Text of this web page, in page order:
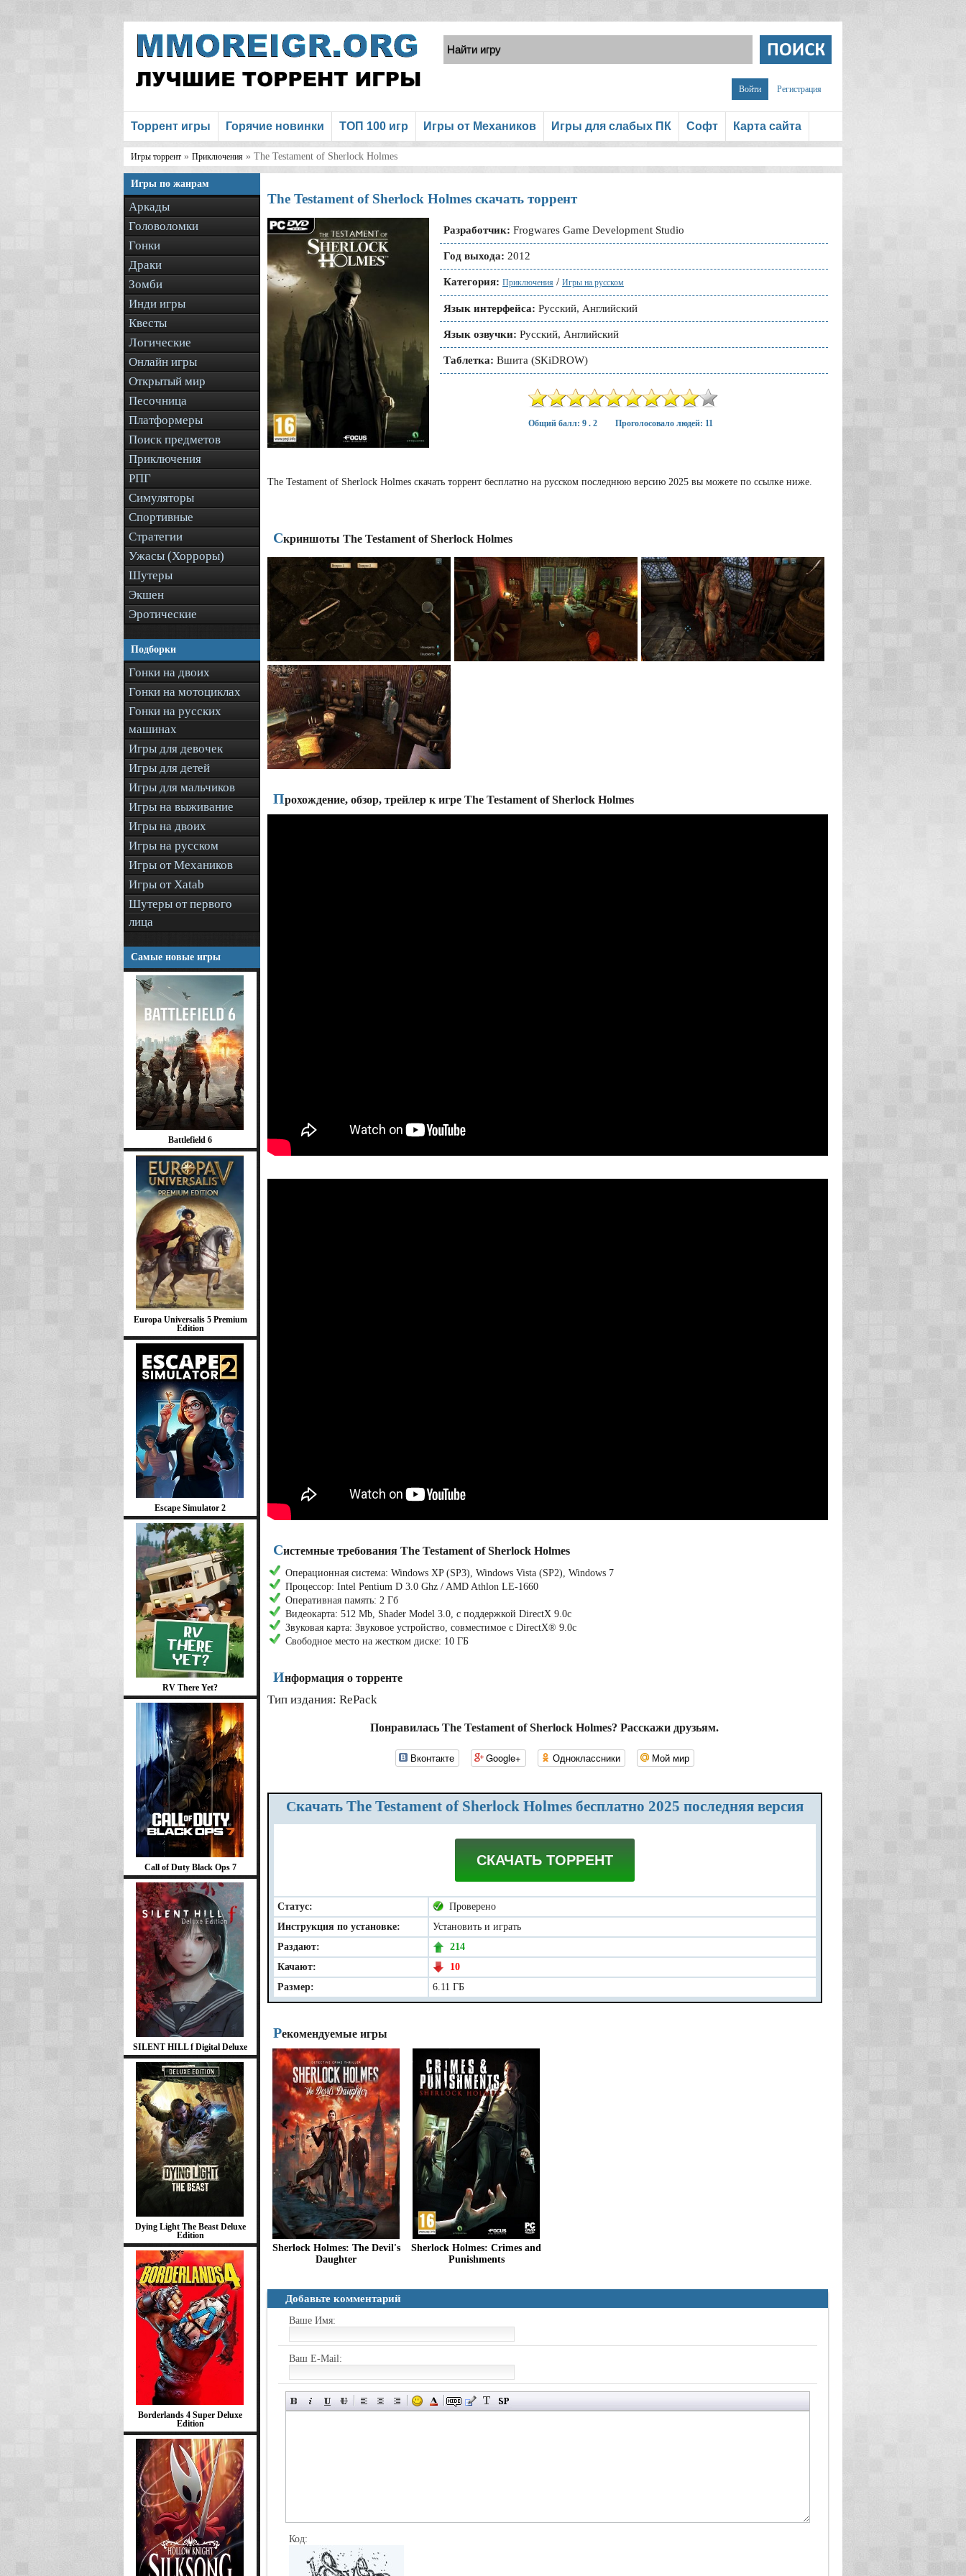
Войти Регистрация
Торрент игры Горячие новинки ТОП 100 игр Игры от Механиков Игры для слабых ПК Софт Карта сайта
Игры торрент » Приключения » The Testament of Sherlock Holmes
Игры по жанрам
Аркады
Головоломки
Гонки
Драки
Зомби
Инди игры
Квесты
Логические
Онлайн игры
Открытый мир
Песочница
Платформеры
Поиск предметов
Приключения
РПГ
Симуляторы
Спортивные
Стратегии
Ужасы (Хорроры)
Шутеры
Экшен
Эротические
Подборки
Гонки на двоих
Гонки на мотоциклах
Гонки на русских
машинах
Игры для девочек
Игры для детей
Игры для мальчиков
Игры на выживание
Игры на двоих
Игры на русском
Игры от Механиков
Игры от Xatab
Шутеры от первого
лица
Самые новые игры
Battlefield 6
Europa Universalis 5 Premium
Edition
Escape Simulator 2
RV There Yet?
Call of Duty Black Ops 7
SILENT HILL f Digital Deluxe
Dying Light The Beast Deluxe
Edition
Borderlands 4 Super Deluxe
Edition
The Testament of Sherlock Holmes скачать торрент
Разработчик: Frogwares Game Development Studio
Год выхода: 2012
Категория: Приключения / Игры на русском
Язык интерфейса: Русский, Английский
Язык озвучки: Русский, Английский
Таблетка: Вшита (SKiDROW)
Общий балл: 9 . 2 Проголосовало людей: 11
The Testament of Sherlock Holmes скачать торрент бесплатно на русском последнюю версию 2025 вы можете по ссылке ниже.
Скриншоты The Testament of Sherlock Holmes
Прохождение, обзор, трейлер к игре The Testament of Sherlock Holmes
Системные требования The Testament of Sherlock Holmes
Операционная система: Windows XP (SP3), Windows Vista (SP2), Windows 7
Процессор: Intel Pentium D 3.0 Ghz / AMD Athlon LE-1660
Оперативная память: 2 Гб
Видеокарта: 512 Mb, Shader Model 3.0, c поддержкой DirectX 9.0c
Звуковая карта: Звуковое устройство, совместимое с DirectX® 9.0с
Свободное место на жестком диске: 10 ГБ
Информация о торренте
Тип издания: RePack
Понравилась The Testament of Sherlock Holmes? Расскажи друзьям.
Вконтакте Google+ Одноклассники Мой мир
Скачать The Testament of Sherlock Holmes бесплатно 2025 последняя версия
СКАЧАТЬ ТОРРЕНТ
Статус:
Проверено
Инструкция по установке:
Установить и играть
Раздают:
214
Качают:
10
Размер:
6.11 ГБ
Рекомендуемые игры
Sherlock Holmes: The Devil's
Daughter
Sherlock Holmes: Crimes and
Punishments
Добавьте комментарий
Ваше Имя:
Ваш E-Mail:
Код: